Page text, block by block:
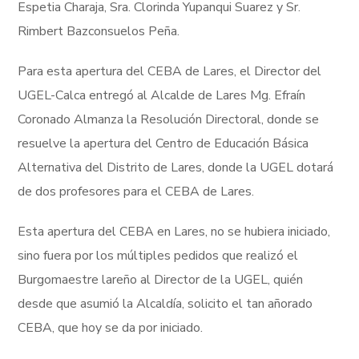
Espetia Charaja, Sra. Clorinda Yupanqui Suarez y Sr.
Rimbert Bazconsuelos Peña.
Para esta apertura del CEBA de Lares, el Director del
UGEL-Calca entregó al Alcalde de Lares Mg. Efraín
Coronado Almanza la Resolución Directoral, donde se
resuelve la apertura del Centro de Educación Básica
Alternativa del Distrito de Lares, donde la UGEL dotará
de dos profesores para el CEBA de Lares.
Esta apertura del CEBA en Lares, no se hubiera iniciado,
sino fuera por los múltiples pedidos que realizó el
Burgomaestre lareño al Director de la UGEL, quién
desde que asumió la Alcaldía, solicito el tan añorado
CEBA, que hoy se da por iniciado.